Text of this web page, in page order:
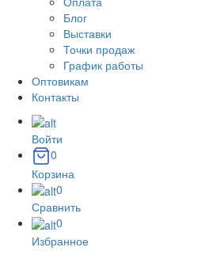
Блог
Выставки
Точки продаж
График работы
Оптовикам
Контакты
Войти
0
Корзина
0
Сравнить
0
Избранное